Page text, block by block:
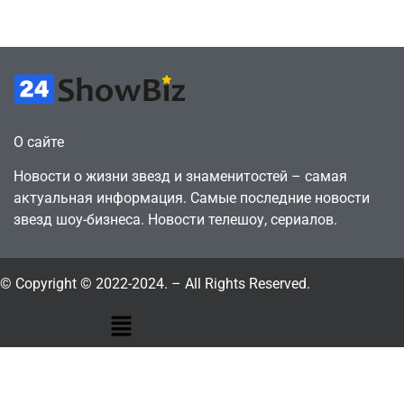
О сайте
Новости о жизни звезд и знаменитостей – самая
актуальная информация. Самые последние новости
звезд шоу-бизнеса. Новости телешоу, сериалов.
© Copyright © 2022-2024. – All Rights Reserved.